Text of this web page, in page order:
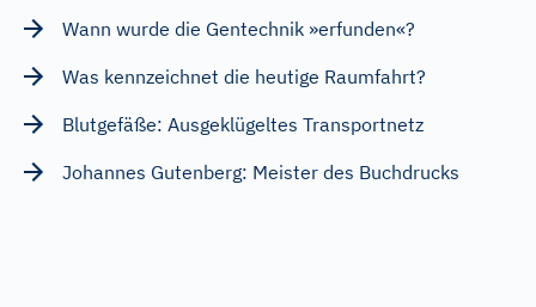
Wann wurde die Gentechnik »erfunden«?
Was kennzeichnet die heutige Raumfahrt?
Blutgefäße: Ausgeklügeltes Transportnetz
Johannes Gutenberg: Meister des Buchdrucks